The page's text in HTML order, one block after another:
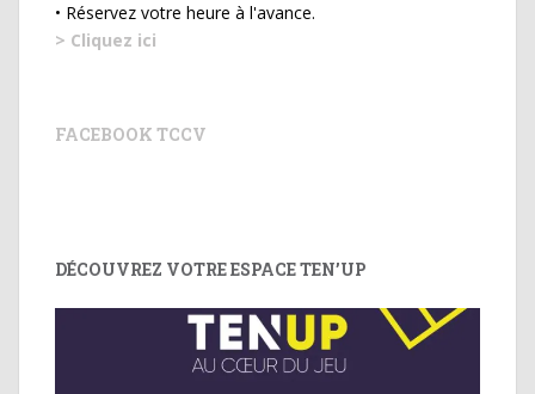
• Réservez votre heure à l'avance.
> Cliquez ici
FACEBOOK TCCV
DÉCOUVREZ VOTRE ESPACE TEN’UP